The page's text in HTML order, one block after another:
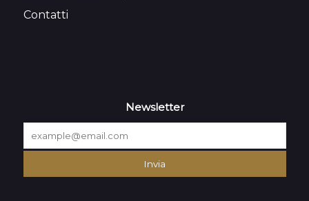
Contatti
Newsletter